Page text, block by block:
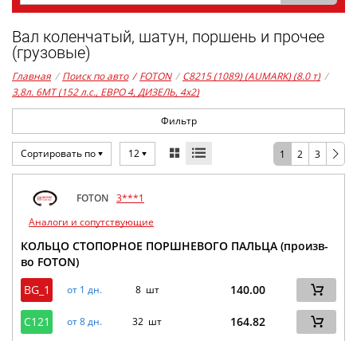
Вал коленчатый, шатун, поршень и прочее
(грузовые)
Главная / Поиск по авто / FOTON / C8215 (1089) (AUMARK) (8.0 т) /
3,8л. 6MT (152 л.с., ЕВРО 4, ДИЗЕЛЬ, 4x2)
Фильтр
Сортировать по 12 1 2 3
FOTON 3***1
Аналоги и сопутствующие
КОЛЬЦО СТОПОРНОЕ ПОРШНЕВОГО ПАЛЬЦА (произв-
во FOTON)
BG_1
от 1 дн. 8 шт 140.00
C121 от 8 дн. 32 шт 164.82